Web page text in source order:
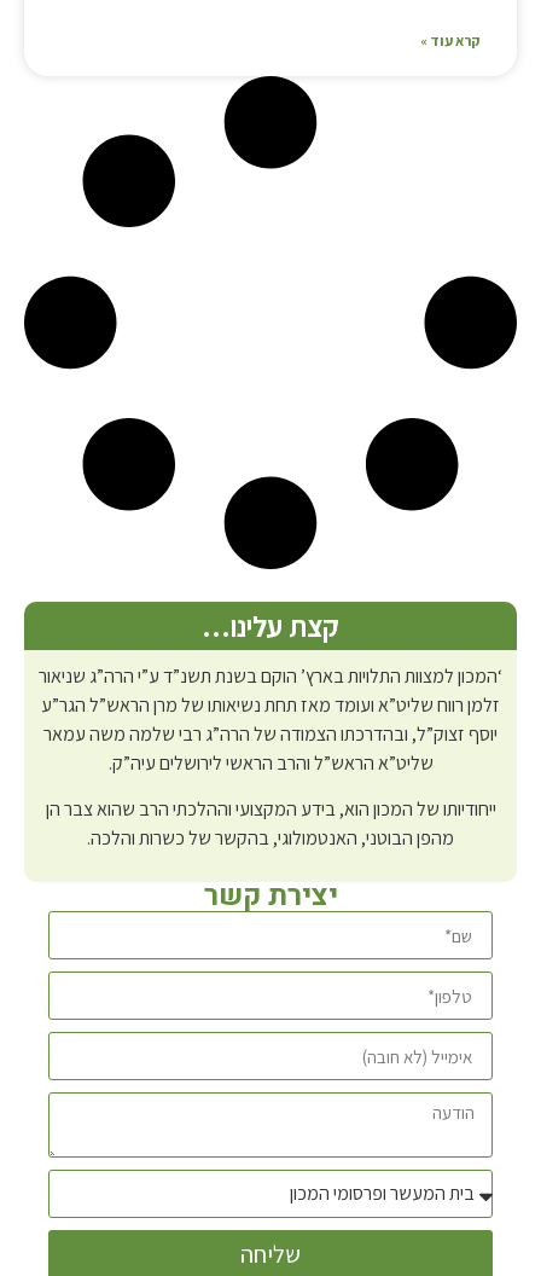
קרא עוד »
קצת עלינו…
‘המכון למצוות התלויות בארץ’ הוקם בשנת תשנ”ד ע”י הרה”ג שניאור
זלמן רווח שליט”א ועומד מאז תחת נשיאותו של מרן הראש”ל הגר”ע
יוסף זצוק”ל, ובהדרכתו הצמודה של הרה”ג רבי שלמה משה עמאר
שליט”א הראש”ל והרב הראשי לירושלים עיה”ק.
ייחודיותו של המכון הוא, בידע המקצועי וההלכתי הרב שהוא צבר הן
מהפן הבוטני, האנטמולוגי, בהקשר של כשרות והלכה.
יצירת קשר
שליחה